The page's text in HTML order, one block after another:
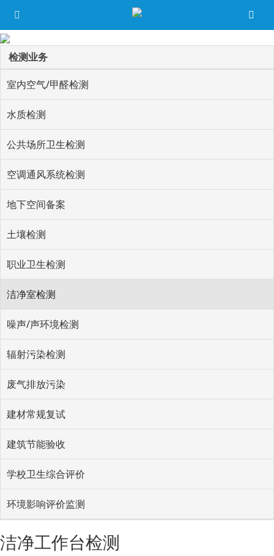
检测业务
室内空气/甲醛检测
水质检测
公共场所卫生检测
空调通风系统检测
地下空间备案
土壤检测
职业卫生检测
洁净室检测
噪声/声环境检测
辐射污染检测
废气排放污染
建材常规复试
建筑节能验收
学校卫生综合评价
环境影响评价监测
洁净工作台检测